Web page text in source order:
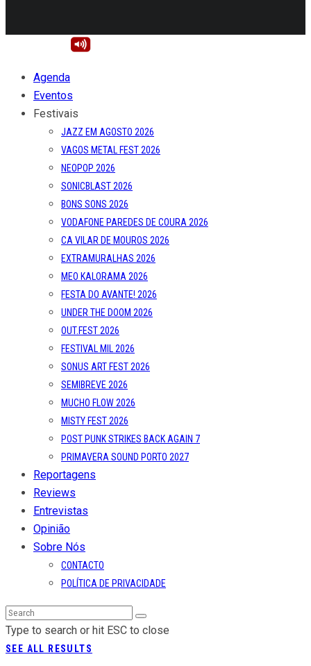
Agenda
Eventos
Festivais
JAZZ EM AGOSTO 2026
VAGOS METAL FEST 2026
NEOPOP 2026
SONICBLAST 2026
BONS SONS 2026
VODAFONE PAREDES DE COURA 2026
CA VILAR DE MOUROS 2026
EXTRAMURALHAS 2026
MEO KALORAMA 2026
FESTA DO AVANTE! 2026
UNDER THE DOOM 2026
OUT.FEST 2026
FESTIVAL MIL 2026
SONUS ART FEST 2026
SEMIBREVE 2026
MUCHO FLOW 2026
MISTY FEST 2026
POST PUNK STRIKES BACK AGAIN 7
PRIMAVERA SOUND PORTO 2027
Reportagens
Reviews
Entrevistas
Opinião
Sobre Nós
CONTACTO
POLÍTICA DE PRIVACIDADE
Type to search or hit ESC to close
SEE ALL RESULTS